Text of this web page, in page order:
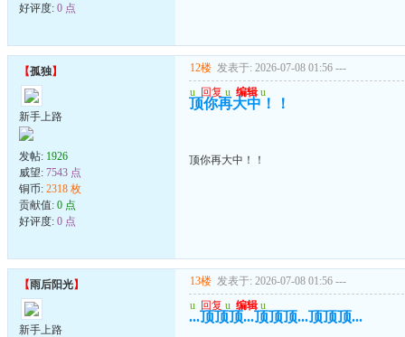
好评度: 0 点
【孤独】
新手上路
发帖: 1926
威望: 7543 点
铜币: 2318 枚
贡献值: 0 点
好评度: 0 点
12楼 发表于: 2026-07-08 01:56 ---
u 回复 u 编辑 u
顶你再大中！！
顶你再大中！！
【雨后阳光】
新手上路
13楼 发表于: 2026-07-08 01:56 ---
u 回复 u 编辑 u
...顶顶顶...顶顶顶...顶顶顶...